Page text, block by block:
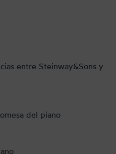
entre Steinway&Sons y
del piano